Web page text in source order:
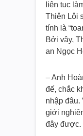
liên tục
Thiên Lôi
tính là
Bởi vậy,
an Ngọc
– Anh
đế, chắc
nhập đâu.
giới
đây được.